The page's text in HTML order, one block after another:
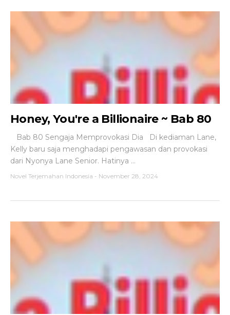
Honey, You're a Billionaire ~ Bab 80
Bab 80 Sengaja Memprovokasi Dia Di kediaman Lane,
Kelly baru saja menghadapi pengawasan dan provokasi
dari Nyonya Lane Senior. Hatinya ...
Novel Terjemahan Indonesia - November 28, 2024